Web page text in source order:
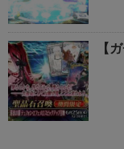
【